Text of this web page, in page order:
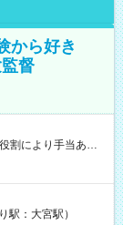
から好き
督
オプションあ
で給与の一部を受け
間） 時給1,300円
により時給＋100
駅：大宮駅）